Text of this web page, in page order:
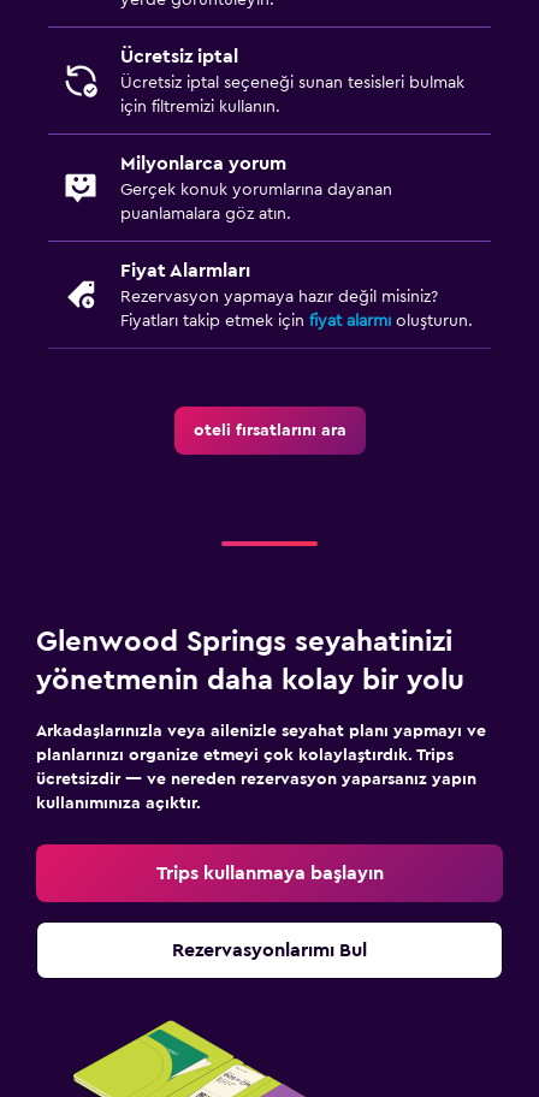
Ücretsiz iptal
Ücretsiz iptal seçeneği sunan tesisleri bulmak
için filtremizi kullanın.
Milyonlarca yorum
Gerçek konuk yorumlarına dayanan
puanlamalara göz atın.
Fiyat Alarmları
Rezervasyon yapmaya hazır değil misiniz?
Fiyatları takip etmek için fiyat alarmı oluşturun.
oteli fırsatlarını ara
Glenwood Springs seyahatinizi
yönetmenin daha kolay bir yolu
Arkadaşlarınızla veya ailenizle seyahat planı yapmayı ve
planlarınızı organize etmeyi çok kolaylaştırdık. Trips
ücretsizdir — ve nereden rezervasyon yaparsanız yapın
kullanımınıza açıktır.
Trips kullanmaya başlayın
Rezervasyonlarımı Bul